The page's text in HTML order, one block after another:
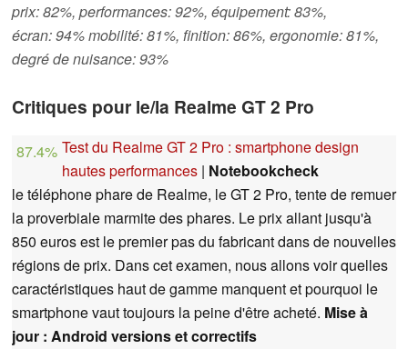
prix: 82%, performances: 92%, équipement: 83%,
écran: 94% mobilité: 81%, finition: 86%, ergonomie: 81%,
degré de nuisance: 93%
Critiques pour le/la Realme GT 2 Pro
87.4% Test du Realme GT 2 Pro : smartphone design
hautes performances | Notebookcheck
le téléphone phare de Realme, le GT 2 Pro, tente de remuer
la proverbiale marmite des phares. Le prix allant jusqu'à
850 euros est le premier pas du fabricant dans de nouvelles
régions de prix. Dans cet examen, nous allons voir quelles
caractéristiques haut de gamme manquent et pourquoi le
smartphone vaut toujours la peine d'être acheté. Mise à
jour : Android versions et correctifs